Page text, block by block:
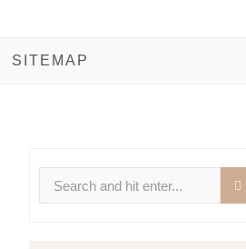
SITEMAP
Search
for: